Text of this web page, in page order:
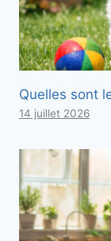
Quelles sont
14 juillet 2026